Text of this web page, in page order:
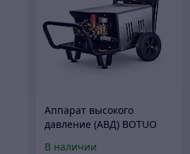
Аппарат высокого
давление (АВД) BOTUO
В наличии